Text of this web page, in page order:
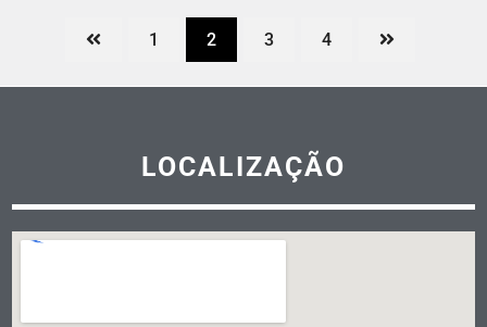
1 2 3 4
LOCALIZAÇÃO